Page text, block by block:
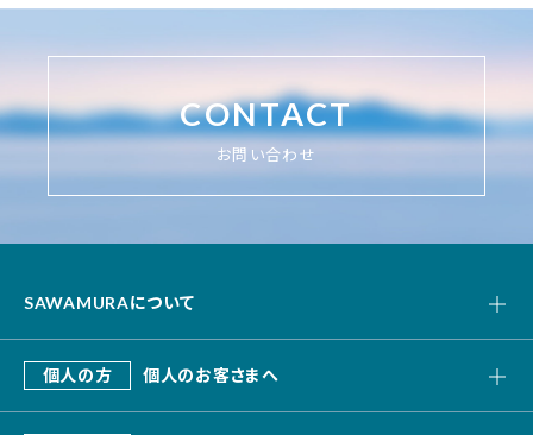
CONTACT
お問い合わせ
SAWAMURAについて
私たちの強み
会社概要
個人の方 個人のお客さまへ
SAWAMURA建築設計